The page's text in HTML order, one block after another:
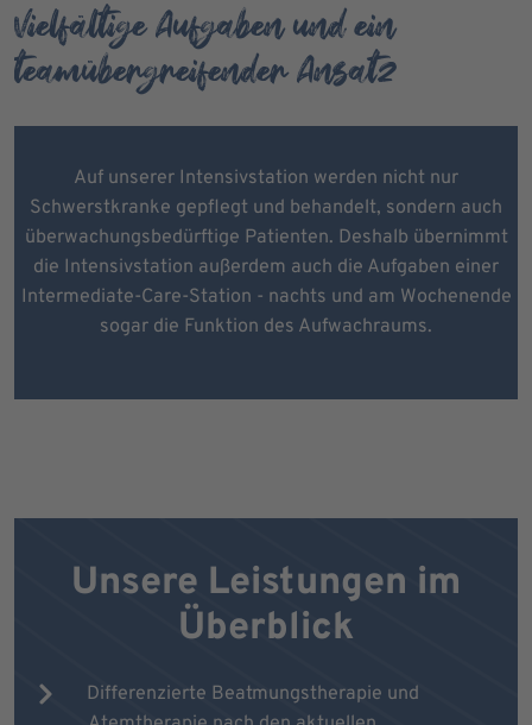
Vielfältige Aufgaben und ein
teamübergreifender Ansatz
Auf unserer Intensivstation werden nicht nur
Schwerstkranke gepflegt und behandelt, sondern auch
überwachungsbedürftige Patienten. Deshalb übernimmt
die Intensivstation außerdem auch die Aufgaben einer
Intermediate-Care-Station - nachts und am Wochenende
sogar die Funktion des Aufwachraums.
Unsere Leistungen im
Überblick
Differenzierte Beatmungstherapie und